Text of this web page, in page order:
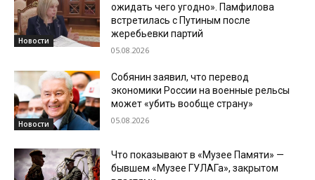
Новости
ожидать чего угодно». Памфилова
встретилась с Путиным после
жеребьевки партий
05.08.2026
Новости
Собянин заявил, что перевод
экономики России на военные рельсы
может «убить вообще страну»
05.08.2026
Что показывают в «Музее Памяти» —
бывшем «Музее ГУЛАГа», закрытом